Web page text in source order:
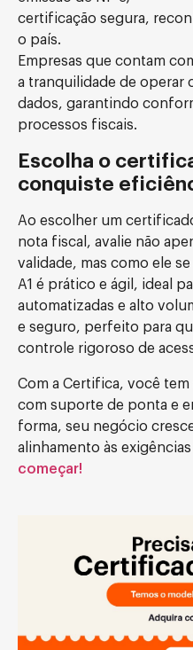
certificação segura,
o país.
Empresas que contam
a tranquilidade de operar
dados, garantindo
processos fiscais.
Escolha o
conquiste
Ao escolher um
nota fiscal, avalie não
validade, mas como ele
A1 é prático e ágil, ideal
automatizadas e alto
e seguro, perfeito para
controle rigoroso de
Com a Certifica, você
com suporte de ponta e
forma, seu negócio
alinhamento às exigências
começar!